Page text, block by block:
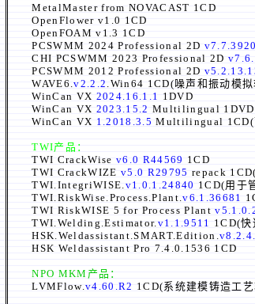
MetalMaster from NOVACAST 1CD
OpenFlower v1.0 1CD
OpenFOAM v1.3 1CD
PCSWMM 2024 Professional 2D v7.7.3920
CHI PCSWMM 2023 Professional 2D
PCSWMM 2012 Professional 2D
WAVE6.v2.2.2 .Win64 1CD(噪声和振动模
WinCan VX 2024.16.1.1
1DVD
WinCan VX 2023.15.2 Multilingual 1DVD
WinCan VX 1.2018.3.5 Multilingual 1CD(
TWI产品：
TWI CrackWise v6.0 R44569 1CD
TWI CrackWIZE v5.0 R29795 repack
TWI.IntegriWISE. v1.0.1.24840 1CD(用于
TWI.RiskWise.Process.Plant.v6.1.36681
TWI RiskWISE 5 for Process Plant
TWI.Welding.Estimator. v1.1.9511
1CD(快
HSK.Weldassistant.SMART.Edition.
HSK Weldassistant Pro 7.4.0.1536 1CD
NPO MKM 产品：
LVMFlow. v4.60.R2 1CD(系统建模铸造工